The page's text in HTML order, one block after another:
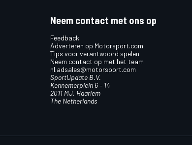
Neem contact met ons op
Feedback
Adverteren op Motorsport.com
Tips voor verantwoord spelen
Neem contact op met het team
nl.adsales@motorsport.com
SportUpdate B.V.
Kennemerplein 6 – 14
2011 MJ, Haarlem
The Netherlands